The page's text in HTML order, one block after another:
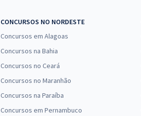
CONCURSOS NO NORDESTE
Concursos em Alagoas
Concursos na Bahia
Concursos no Ceará
Concursos no Maranhão
Concursos na Paraíba
Concursos em Pernambuco